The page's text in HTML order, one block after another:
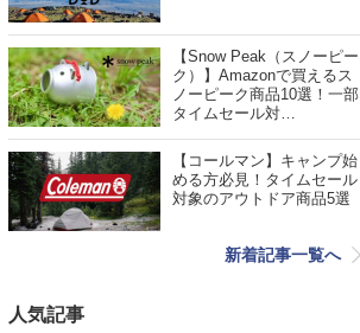
【Snow Peak（スノーピー
ク）】Amazonで買えるス
ノーピーク商品10選！一部
タイムセール対…
【コールマン】キャンプ始
める方必見！タイムセール
対象のアウトドア商品5選
新着記事一覧へ
人気記事